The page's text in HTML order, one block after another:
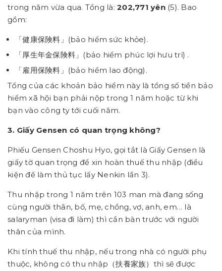
trong năm vừa qua. Tổng là: 202,771 yên(5). Bao
gồm:
「健康保険料」(bảo hiểm sức khỏe).
「厚生年金保険料」(bảo hiểm phúc lợi hưu trí) .
「雇用保険料」(bảo hiểm lao động).
Tổng của các khoản bảo hiểm này là tổng số tiền bảo
hiểm xã hội bạn phải nộp trong 1 năm hoặc từ khi
bạn vào công ty tới cuối năm.
3. Giấy Gensen có quan trọng không?
Phiếu Gensen Choshu Hyo, gọi tắt là Giấy Gensen là
giấy tờ quan trọng để xin hoàn thuế thu nhập (điều
kiện để làm thủ tục lấy Nenkin lần 3).
Thu nhập trong 1 năm trên 103 man mà đang sống
cùng người thân, bố, mẹ, chồng, vợ, anh, em… là
salaryman (visa đi làm) thì cần bàn trước với người
thân của mình.
Khi tính thuế thu nhập, nếu trong nhà có người phụ
thuộc, không có thu nhập（扶養家族）thì sẽ được